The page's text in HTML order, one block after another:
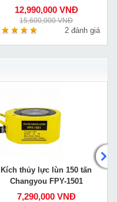
12,990,000 VNĐ
15,600,000 VNĐ
2 đánh giá
Kích thủy lực lùn 150 tấn
Changyou FPY-1501
7,290,000 VNĐ